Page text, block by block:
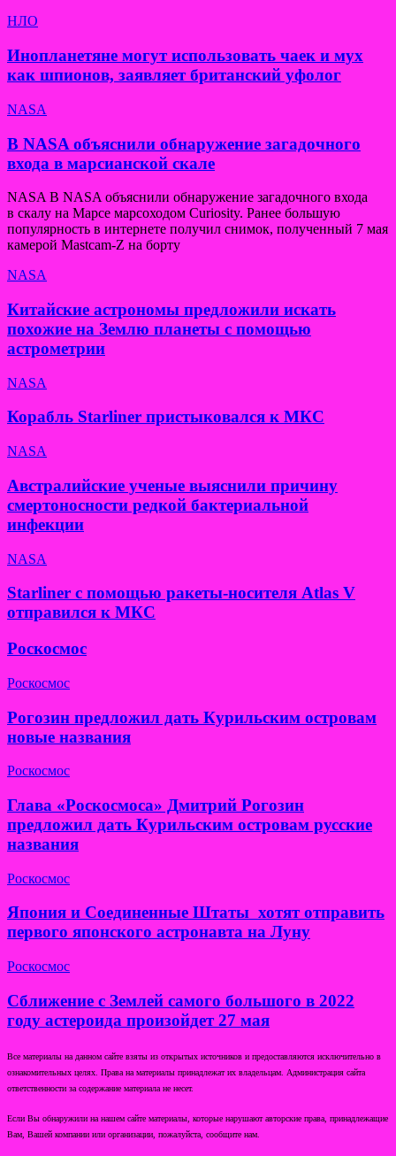
НЛО
Инопланетяне могут использовать чаек и мух
как шпионов, заявляет британский уфолог
NASA
В NASA объяснили обнаружение загадочного
входа в марсианской скале
NASA В NASA объяснили обнаружение загадочного входа
в скалу на Марсе марсоходом Curiosity. Ранее большую
популярность в интернете получил снимок, полученный 7 мая
камерой Mastcam-Z на борту
NASA
Китайские астрономы предложили искать
похожие на Землю планеты с помощью
астрометрии
NASA
Корабль Starliner пристыковался к МКС
NASA
Австралийские ученые выяснили причину
смертоносности редкой бактериальной
инфекции
NASA
Starliner с помощью ракеты-носителя Atlas V
отправился к МКС
Роскосмос
Роскосмос
Рогозин предложил дать Курильским островам
новые названия
Роскосмос
Глава «Роскосмоса» Дмитрий Рогозин
предложил дать Курильским островам русские
названия
Роскосмос
Япония и Соединенные Штаты хотят отправить
первого японского астронавта на Луну
Роскосмос
Сближение с Землей самого большого в 2022
году астероида произойдет 27 мая
Все материалы на данном сайте взяты из открытых источников и предоставляются исключительно в
ознакомительных целях. Права на материалы принадлежат их владельцам. Администрация сайта
ответственности за содержание материала не несет.
Если Вы обнаружили на нашем сайте материалы, которые нарушают авторские права, принадлежащие
Вам, Вашей компании или организации, пожалуйста, сообщите нам.